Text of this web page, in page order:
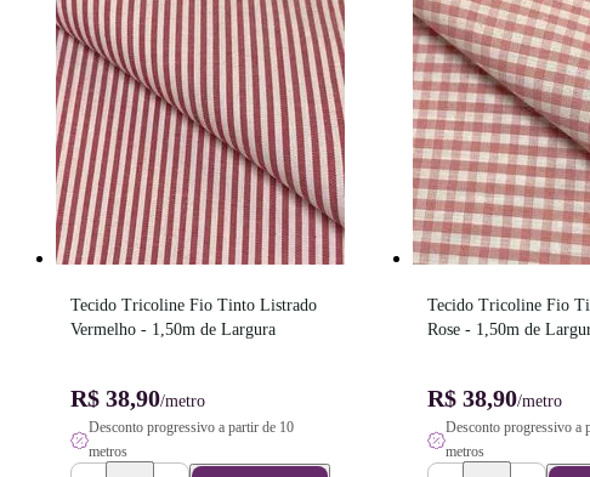
Tecido Tricoline Fio Tinto Listrado
Vermelho - 1,50m de Largura
R$ 38,90/metro
Desconto progressivo a partir de 10
metros
Tecido Tricoline Fio
Rose - 1,50m de
R$ 38,90/metro
Desconto progressivo a
metros